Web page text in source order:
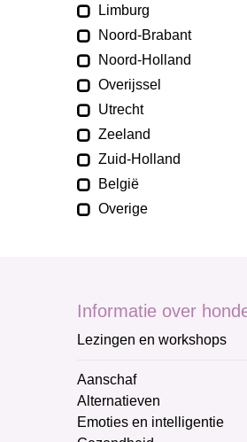
Limburg
Noord-Brabant
Noord-Holland
Overijssel
Utrecht
Zeeland
Zuid-Holland
België
Overige
Informatie over
Lezingen en workshops
Aanschaf
Alternatieven
Emoties en intelligentie